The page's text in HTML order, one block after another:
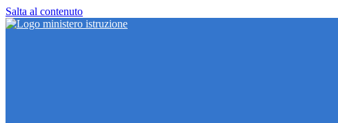
Salta al contenuto